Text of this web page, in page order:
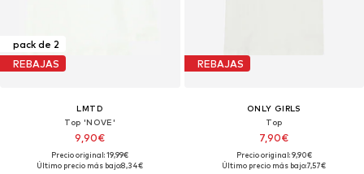
pack de 2
REBAJAS
LMTD
Top 'NOVE'
9,90€
Precio original: 19,99€
Último precio más bajo:8,34€
REBAJAS
ONLY GIRLS
Top
7,90€
Precio original: 9,90€
Último precio más bajo:7,57€